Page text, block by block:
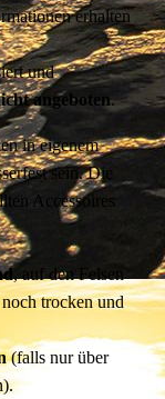
erhalten
und
angeboten.
in eigenem
sein. Die
Accessoires
, auf den Felsen
trocken und
(falls nur über